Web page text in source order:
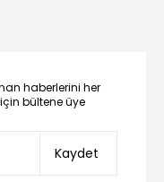
haberlerini her
bültene üye
Kaydet